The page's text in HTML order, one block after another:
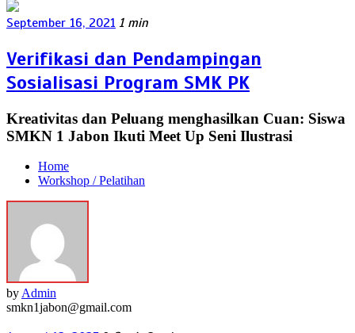
September 16, 2021 1 min
Verifikasi dan Pendampingan
Sosialisasi Program SMK PK
Kreativitas dan Peluang menghasilkan Cuan: Siswa
SMKN 1 Jabon Ikuti Meet Up Seni Ilustrasi
Home
Workshop / Pelatihan
by Admin
smkn1jabon@gmail.com